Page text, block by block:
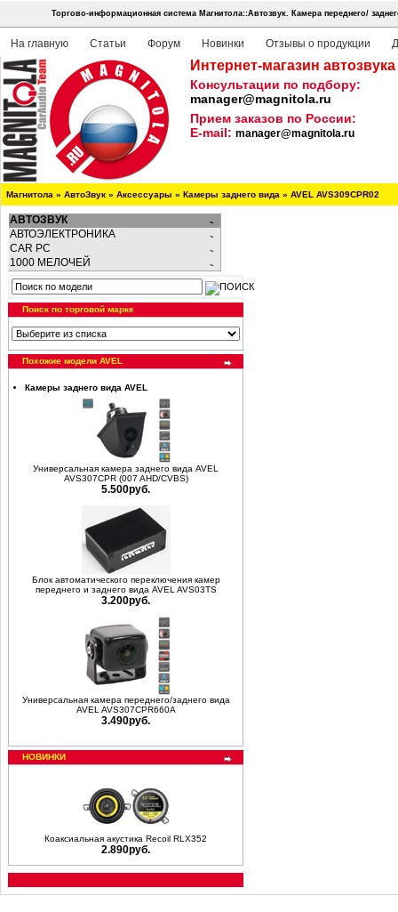
Торгово-информационная система Магнитола::Автозвук. Камера переднего/
На главную Статьи Форум Новинки Отзывы о продукции
Интернет-магазин
Консультации по подбору:
manager@magnitola.ru
Прием заказов по России:
E-mail: manager@magnitola.ru
Магнитола » АвтоЗвук » Аксессуары » Камеры заднего вида » AVEL AVS309CPR02
АВТОЗВУК
АВТОЭЛЕКТРОНИКА
CAR PC
1000 МЕЛОЧЕЙ
Поиск по торговой марке
Похожие модели AVEL
Камеры заднего вида AVEL
Универсальная камера заднего вида AVEL
AVS307CPR (007 AHD/CVBS)
5.500руб.
Блок автоматического переключения камер
переднего и заднего вида AVEL AVS03TS
3.200руб.
Универсальная камера переднего/заднего вида
AVEL AVS307CPR660A
3.490руб.
НОВИНКИ
Коаксиальная акустика Recoil RLX352
2.890руб.